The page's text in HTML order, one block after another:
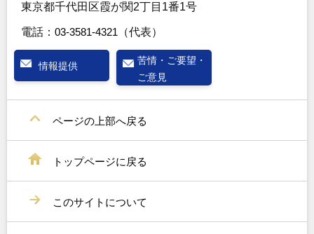
東京都千代田区霞が関2丁目1番1号
電話： 03-3581-4321 （代表）
情報提供
苦情・ご要望・
ご意見
ページの上部へ戻る
トップページに戻る
このサイトについて